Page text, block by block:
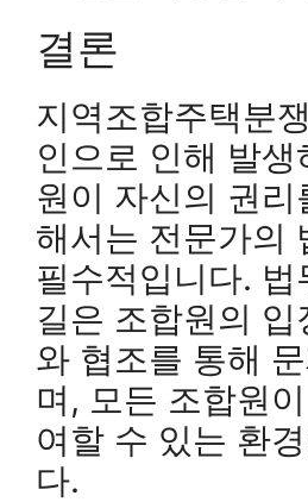
결론
지역조합주택분
인으로 인해 발
원이 자신의 권리
해서는 전문가의
필수적입니다. 법
길은 조합원의 입
와 협조를 통해
며, 모든 조합원
여할 수 있는 환
다.